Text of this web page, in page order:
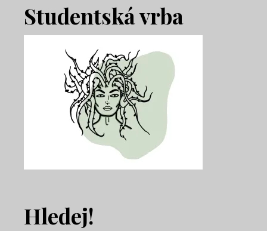
Footer
Studentská vrba
Hledej!